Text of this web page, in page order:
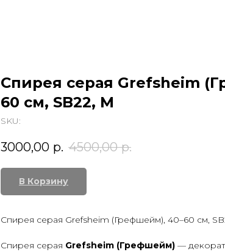
Спирея серая Grefsheim
60 см, SB22, М
SKU:
3000,00 р. 4500,00 р.
В Корзину
Спирея серая Grefsheim (Грефшейм), 40–60 см,
Спирея серая Grefsheim (Грефшейм) —